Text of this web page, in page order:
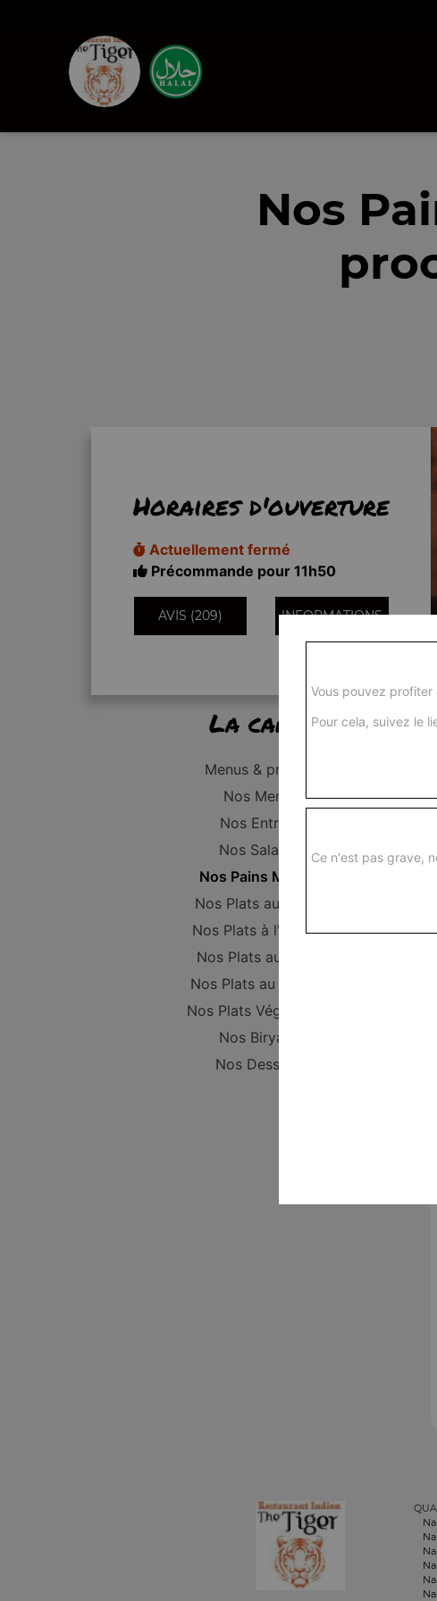
Nos
Horaires d'ouverture
Actuellement fermé
Précommande pour 11h50
AVIS (209) INFORMATIONS
La carte
Menus & promos
Nos Menus
Nos Entrées
Nos Salades
Nos Pains Maison
Nos Plats au poulet
Nos Plats à l'Agneau
Nos Plats au Boeuf
Nos Plats au Poisson
Nos Plats Végétariens
Nos Biryanis
Nos Desserts
Vous pouvez profiter
Pour cela, suivez le
Ce n'est pas grave,